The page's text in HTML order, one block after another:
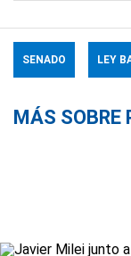
SENADO LEY
MÁS SOBRE